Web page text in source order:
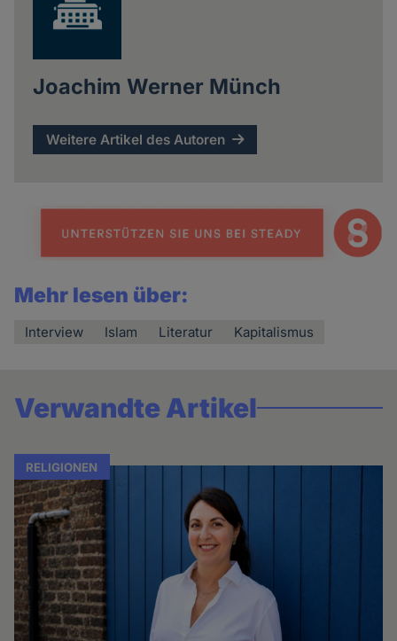
Joachim Werner Münch
Weitere Artikel des Autoren
Mehr lesen über:
Interview Islam Literatur Kapitalismus
Verwandte Artikel
RELIGIONEN